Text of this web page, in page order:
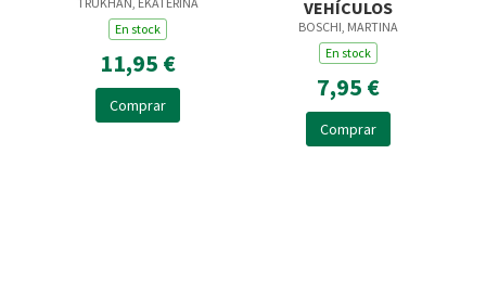
En stock
11,95 €
Comprar
VEHÍCULOS
BOSCHI, MARTINA
En stock
7,95 €
Comprar